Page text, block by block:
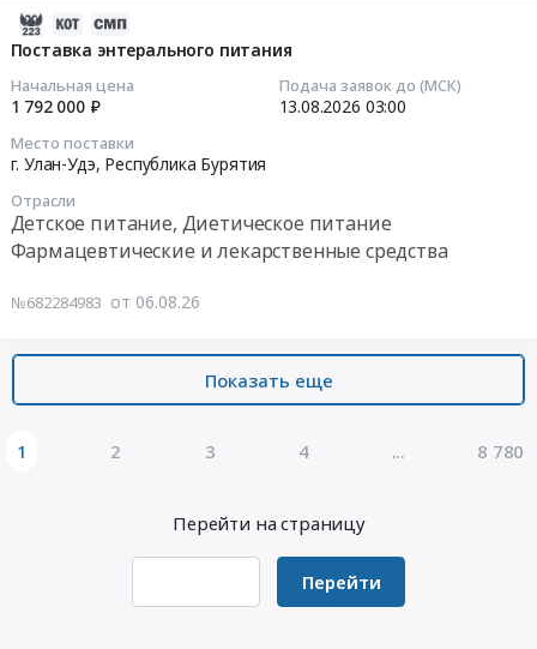
Поставка энтерального питания
Начальная цена
1 792 000 ₽
Подача заявок до (МСК)
13.08.2026 03:00
Место поставки
г. Улан-Удэ, Республика Бурятия
Отрасли
Детское питание, Диетическое питание
Фармацевтические и лекарственные средства
№682284983 от 06.08.26
Показать еще
1 2 3 4 ... 8 780
Перейти на страницу
Перейти